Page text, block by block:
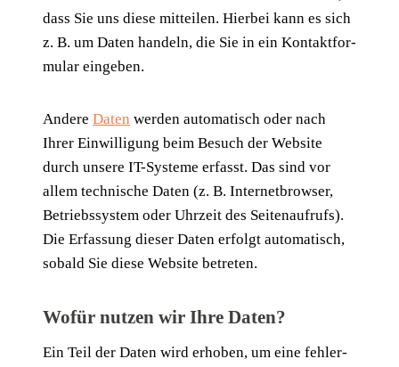
dass Sie uns die­se mit­tei­len. Hier­bei kann es sich
z. B. um Daten han­deln, die Sie in ein Kon­takt­for­
mu­lar eingeben.
Ande­re Daten wer­den auto­ma­tisch oder nach
Ihrer Ein­wil­li­gung beim Besuch der Web­site
durch unse­re IT-Sys­te­me erfasst. Das sind vor
allem tech­ni­sche Daten (z. B. Inter­net­brow­ser,
Betriebs­sys­tem oder Uhr­zeit des Sei­ten­auf­rufs).
Die Erfas­sung die­ser Daten erfolgt auto­ma­tisch,
sobald Sie die­se Web­site betreten.
Wofür nutzen wir Ihre Daten?
Ein Teil der Daten wird erho­ben, um eine feh­ler­